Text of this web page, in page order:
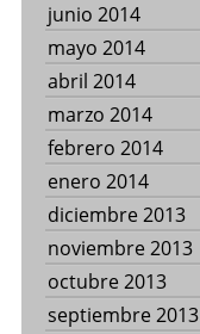
junio 2014
mayo 2014
abril 2014
marzo 2014
febrero 2014
enero 2014
diciembre 2013
noviembre 2013
octubre 2013
septiembre 2013